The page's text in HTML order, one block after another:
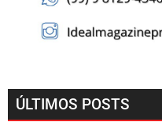
ÚLTIMOS POSTS